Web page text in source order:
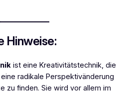
Hinweise:
ist eine Kreativitätstechnik, die
radikale Perspektivänderung
zu finden. Sie wird vor allem im